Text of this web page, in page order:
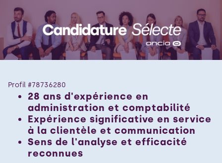
Profil #78736280
28 ans d'expérience en
administration et comptabilité
Expérience significative en service
à la clientèle et communication
Sens de l'analyse et efficacité
reconnues